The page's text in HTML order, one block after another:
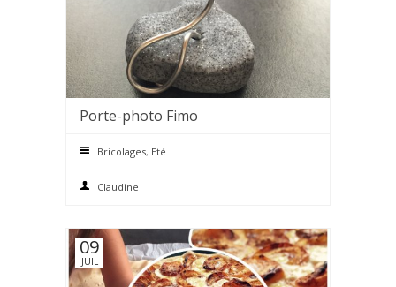
0 comments
Porte-photo Fimo
Bricolages, Eté
Claudine
09
JUIL